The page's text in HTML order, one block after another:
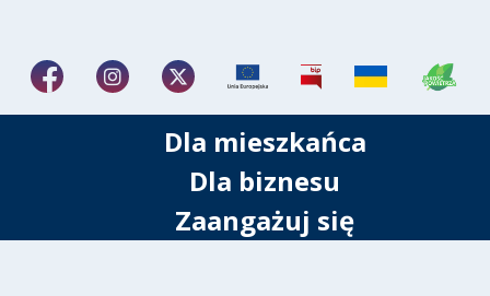
Dla mieszkańca
Dla biznesu
Zaangażuj się